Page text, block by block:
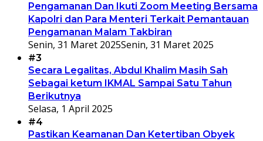
Pengamanan Dan Ikuti Zoom Meeting Bersama
Kapolri dan Para Menteri Terkait Pemantauan
Pengamanan Malam Takbiran
Senin, 31 Maret 2025Senin, 31 Maret 2025
#3
Secara Legalitas, Abdul Khalim Masih Sah
Sebagai ketum IKMAL Sampai Satu Tahun
Berikutnya
Selasa, 1 April 2025
#4
Pastikan Keamanan Dan Ketertiban Obyek